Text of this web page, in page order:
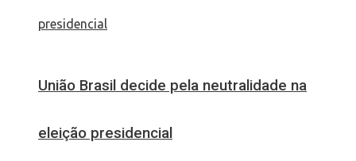
União Brasil decide pela neutralidade na
eleição presidencial